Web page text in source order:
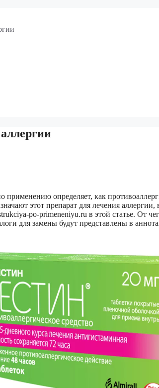
применению определяет, как
этот препарат для лечения
po-primeneniyu.ru в этой статье. От
для замены будут представлены в